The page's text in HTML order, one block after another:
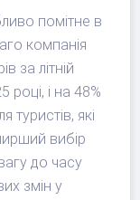
помітне в
компанія
за літній
році, і на 48%
які
вибір
до часу
змін у